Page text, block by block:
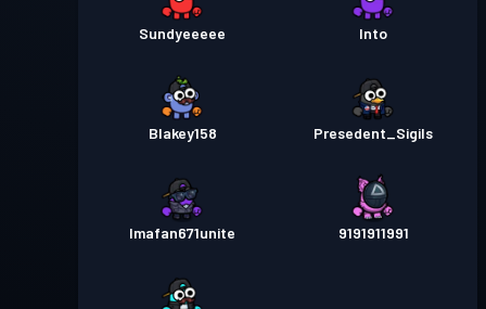
Sundyeeeee Into
Blakey158 Presedent_Sigils
Imafan671unite 9191911991